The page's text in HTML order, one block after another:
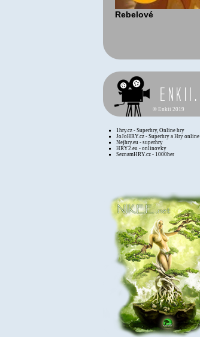
Rebelové
© Enkii 2019
1hry.cz - Superhry, Online hry
JoJoHRY.cz - Superhry a Hry online
Nejhry.eu - superhry
HRY2.eu - onlinovky
SeznamHRY.cz - 1000her